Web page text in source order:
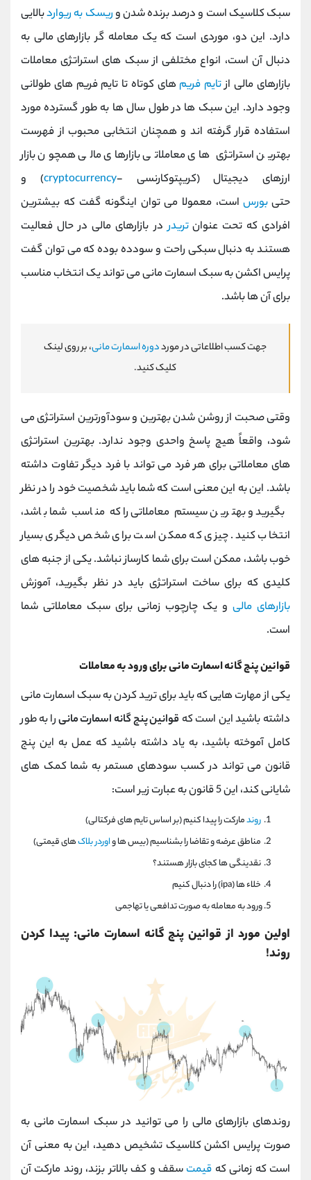
سبک کلاسیک است و درصد برنده شدن وریسک به ریواردبالایی
دارد. این دو، موردی است که یک معامله گر بازارهای مالی به
دنبال آن است، انواع مختلفی از سبک های استراتژی معاملات
بازارهای مالی ازتایم فریم های کوتاه تا تایم فریم های طولانی
وجود دارد. این سبک‌ ها در طول سال‌ ها به‌ طور گسترده مورد
استفاده قرار گرفته‌ اند و همچنان انتخابی محبوب از فهرست
بهترین استراتژی‌ های معاملاتی بازارهای مالی همچون بازار
ارزهای دیجیتال (کریپتوکارنسی -cryptocurrency) و
حتی بورساست، معمولا می توان اینگونه گفت که بیشترین
افرادی که تحت عنوانتریدردر بازارهای مالی در حال فعالیت
هستند به دنبال سبکی راحت و سودده بوده که می توان گفت
پرایس اکشن به سبک اسمارت مانی می تواند یک انتخاب مناسب
برای آن ها باشد.
جهت کسب اطلاعاتی در مورددوره اسمارت مانی، بر روی لینک
کلیک کنید.
وقتی صحبت از روشن شدن بهترین و سودآورترین استراتژی می
شود، واقعاً هیچ پاسخ واحدی وجود ندارد. بهترین استراتژی
های معاملاتی برای هر فرد می تواند با فرد دیگر تفاوت داشته
باشد. این به این معنی است که شما باید شخصیت خود را در نظر
بگیرید و بهترین سیستم معاملاتی را که مناسب شما باشد،
انتخاب کنید. چیزی که ممکن است برای شخص دیگری بسیار
خوب باشد، ممکن است برای شما کارساز نباشد. یکی از جنبه های
کلیدی که برای ساخت استراتژی باید در نظر بگیرید، آموزش
بازارهای مالی و یک چارچوب زمانی برای سبک معاملاتی شما
است.
قوانین پنج گانه اسمارت مانی برای ورود به معاملات
یکی از مهارت هایی که باید برای ترید کردن به سبک اسمارت مانی
داشته باشید این است که قوانین پنج گانه اسمارت مانیرا به طور
کامل آموخته باشید، به یاد داشته باشید که عمل به این پنج
قانون می تواند در کسب سودهای مستمر به شما کمک های
شایانی کند، این 5 قانون به عبارت زیر است:
روندمارکت را پیدا کنیم (بر اساس تایم های فرکتالی)
مناطق عرضه و تقاضا را بشناسیم (بیس ها واوردر بلاکهای قیمتی)
نقدینگی ها کجای بازار هستند؟
خلاء ها (ipa) را دنبال کنیم
ورود به معامله به صورت تدافعی یا تهاجمی
اولین مورد از قوانین پنج گانه اسمارت مانی: پیدا کردن
روند!
روندهای بازارهای مالی را می توانید در سبک اسمارت مانی به
صورت پرایس اکشن کلاسیک تشخیص دهید، این به معنی آن
است که زمانی که قیمت سقف و کف بالاتر بزند، روند مارکت آن